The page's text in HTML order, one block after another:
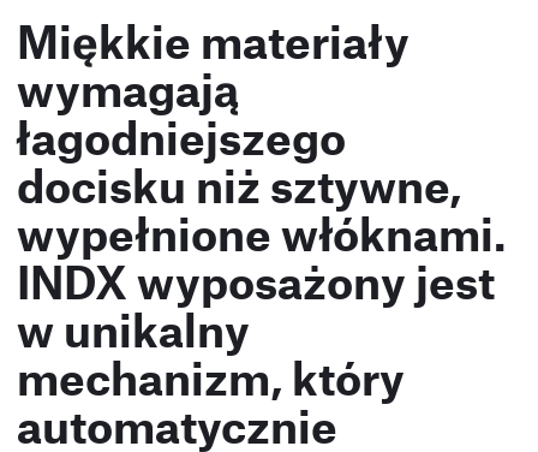
Miękkie materiały
wymagają
łagodniejszego
docisku niż sztywne,
wypełnione włóknami.
INDX wyposażony jest
w unikalny
mechanizm, który
automatycznie